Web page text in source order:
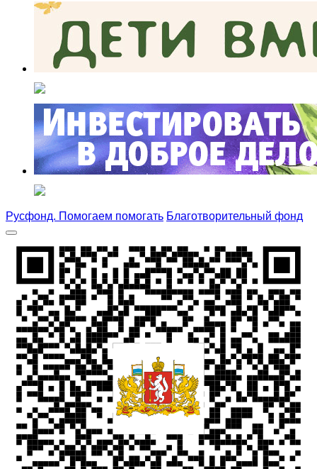
Русфонд. Помогаем помогать Благотворительный фонд